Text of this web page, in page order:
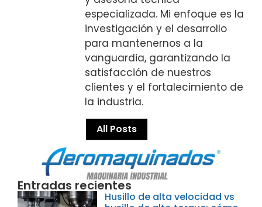
especializada. Mi enfoque es la
investigación y el desarrollo
para mantenernos a la
vanguardia, garantizando la
satisfacción de nuestros
clientes y el fortalecimiento de
la industria.
All Posts
Entradas recientes
Husillo de alta velocidad vs